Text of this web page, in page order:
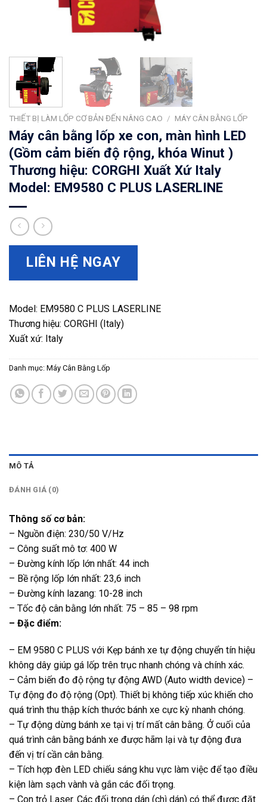
THIẾT BỊ LÀM LỐP CƠ BẢN ĐẾN NÂNG CAO / MÁY CÂN BẰNG LỐP
Máy cân bằng lốp xe con, màn hình LED
(Gồm cảm biến độ rộng, khóa Winut )
Thương hiệu: CORGHI Xuất Xứ Italy
Model: EM9580 C PLUS LASERLINE
LIÊN HỆ NGAY
Model: EM9580 C PLUS LASERLINE
Thương hiệu: CORGHI (Italy)
Xuất xứ: Italy
Danh mục: Máy Cân Bằng Lốp
MÔ TẢ
ĐÁNH GIÁ (0)
Thông số cơ bản:
– Nguồn điện: 230/50 V/Hz
– Công suất mô tơ: 400 W
– Đường kính lốp lớn nhất: 44 inch
– Bề rộng lốp lớn nhất: 23,6 inch
– Đường kính lazang: 10-28 inch
– Tốc độ cân bằng lớn nhất: 75 – 85 – 98 rpm
– Đặc điểm:
– EM 9580 C PLUS với Kẹp bánh xe tự động chuyển tín hiệu
không dây giúp gá lốp trên trục nhanh chóng và chính xác.
– Cảm biến đo độ rộng tự động AWD (Auto width device) –
Tự động đo độ rộng (Opt). Thiết bị không tiếp xúc khiến cho
quá trình thu thập kích thước bánh xe cực kỳ nhanh chóng.
– Tự động dừng bánh xe tại vị trí mất cân bằng. Ở cuối của
quá trình cân bằng bánh xe được hãm lại và tự động đưa
đến vị trí cần cân bằng.
– Tích hợp đèn LED chiếu sáng khu vực làm việc để tạo điều
kiện làm sạch vành và gắn các đối trọng.
– Con trỏ Laser. Các đối trọng dán (chì dán) có thể được đặt